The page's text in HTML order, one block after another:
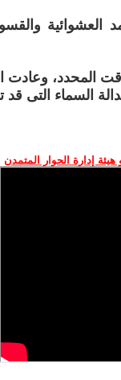
العشوائية
المحدد، وعادت
السماء التى قد
إدارة الحوار المتمدن